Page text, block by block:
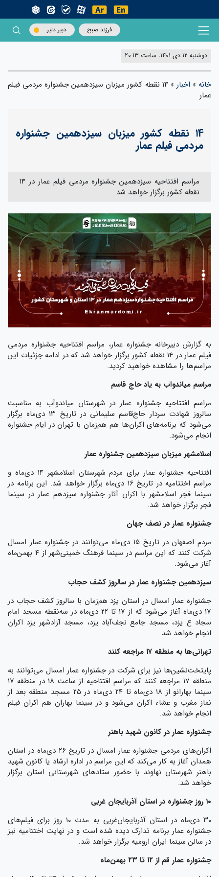
فرزند صبح دبیر دلیر
دوشنبه 12 دی 1401، ساعت 20:13
خانه» اخبار »
۱4 نقطه کشور میزبان سیزدهمین جشنواره مردمی فیلم
عمار
۱4 نقطه کشور میزبان سیزدهمین جشنواره
مردمی فیلم عمار
مراسم افتتاحیه سیزدهمین جشنواره مردمی فیلم عمار در ۱4
نقطه کشور برگزار خواهد شد.
به گزارش دبیرخانه جشنواره عمار، مراسم افتتاحیه جشنواره مردمی
فیلم عمار در ۱4 نقطه کشور برگزار خواهد شد که در ادامه جزئیات این
مراسم‌ها را مشاهده خواهید کردید.
مراسم میاندوآب به یاد حاج قاسم
مراسم افتتاحیه جشنواره عمار در شهرستان میاندوآب به مناسبت
سالروز شهادت سردار حاج‌قاسم سلیمانی در تاریخ ۱۳ دی‌ماه برگزار
می‌شود که برنامه‌های اکران‌ها هم هم‌زمان با تهران در ایام جشنواره
انجام می‌شود.
اسلامشهر میزبان سیزدهمین جشنواره عمار
افتتاحیه جشنواره عمار برای مردم شهرستان اسلامشهر ۱۴ دی‌ماه و
مراسم اختتامیه در تاریخ ۱۶ دی‌ماه برگزار خواهد شد. این برنامه در
سینما فجر اسلامشهر با اکران آثار جشنواره سیزدهم عمار در سینما
فجر برگزار خواهد شد.
جشنواره عمار در نصف جهان
مردم اصفهان در تاریخ ۱۵ دی‌ماه می‌توانند در جشنواره عمار امسال
شرکت کنند که این مراسم در سینما فرهنگ خمینی‌شهر از ۴ بهمن‌ماه
آغاز می‌شود.
سیزدهمین جشنواره عمار در سالروز کشف حجاب
جشنواره عمار امسال در استان یزد هم‌زمان با سالروز کشف حجاب در
۱۷ دی‌ماه آغاز می‌شود که از ۱۷ تا ۲۲ دی‌ماه در سه‌نقطه مسجد امام
سجاد ع یزد، مسجد جامع نجف‌آباد یزد، مسجد آزادشهر یزد اکران
انجام خواهد شد.
تهرانی‌ها به منطقه ۱۷ مراجعه کنند
پایتخت‌نشین‌ها نیز برای شرکت در جشنواره عمار امسال می‌توانند به
منطقه ۱۷ مراجعه کنند که مراسم افتتاحیه از ساعت ۱۸ در منطقه ۱۷
سینما بهارانو از ۱۸ دی‌ماه تا ۲۴ دی‌ماه در ۲۵ مسجد منطقه بعد از
نماز مغرب و عشاء اکران می‌شود و در سینما بهاران هم اکران فیلم
انجام خواهد شد.
جشنواره عمار در کانون شهید باهنر
اکران‌های مردمی جشنواره عمار امسال در تاریخ ۲۶ دی‌ماه در استان
همدان آغاز به کار می‌کند که این مراسم در اداره ارشاد یا کانون شهید
باهنر شهرستان نهاوند با حضور ستادهای شهرستانی استان برگزار
خواهد شد.
۱۰ روز جشنواره در استان آذربایجان غربی
۳۰ دی‌ماه در استان آذربایجان‌غربی به مدت ۱۰ روز برای فیلم‌های
جشنواره عمار برنامه تدارک دیده شده است و در نهایت اختتامیه نیز
در سالن سینما ایران ارومیه برگزار خواهد شد.
جشنواره عمار قم از ۱۲ تا ۲۳ بهمن‌ماه